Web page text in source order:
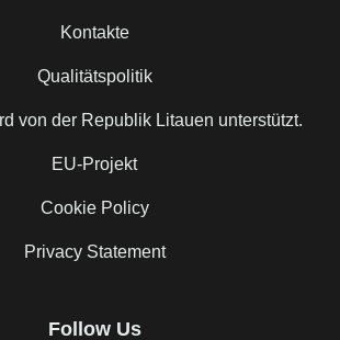
Kontakte
Qualitätspolitik
von der Republik Litauen unterstützt.
EU-Projekt
Cookie Policy
Privacy Statement
Follow Us